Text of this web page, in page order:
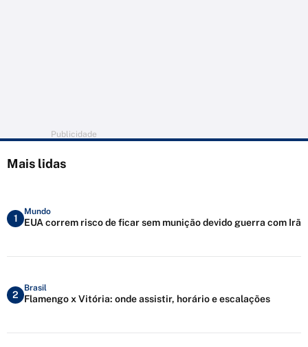
Publicidade
Mais lidas
1
Mundo
EUA correm risco de ficar sem munição devido guerra com Irã
2
Brasil
Flamengo x Vitória: onde assistir, horário e escalações